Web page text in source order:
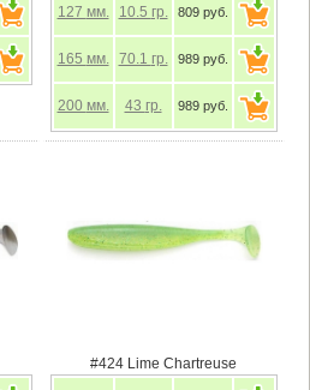
127 мм. 10.5 гр. 809 руб.
165 мм. 70.1 гр. 989 руб.
200 мм. 43 гр. 989 руб.
#424 Lime Chartreuse